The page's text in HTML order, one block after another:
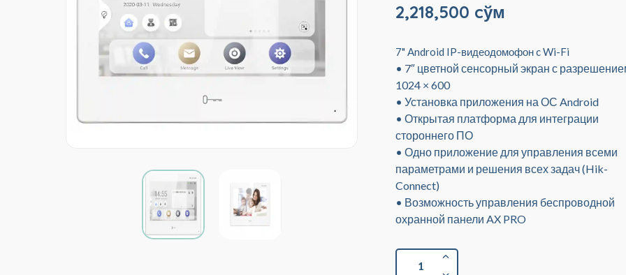
2,218,500 cўм
7" Android IP-видеодомофон c Wi-Fi
• 7″ цветной сенсорный экран с
1024 × 600
• Установка приложения на ОС Android
• Открытая платформа для интеграции
стороннего ПО
• Одно приложение для управления всеми
параметрами и решения всех задач (Hik-
Connect)
• Возможность управления беспроводной
охранной панели AX PRO
1